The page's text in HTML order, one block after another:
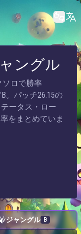
ングル
ロで勝率
。パッチ26.15の
ータス・ロー
をまとめていま
ジャングル B